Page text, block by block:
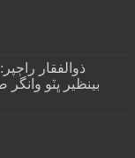
ذوالفقار
بينظير ڀٽو